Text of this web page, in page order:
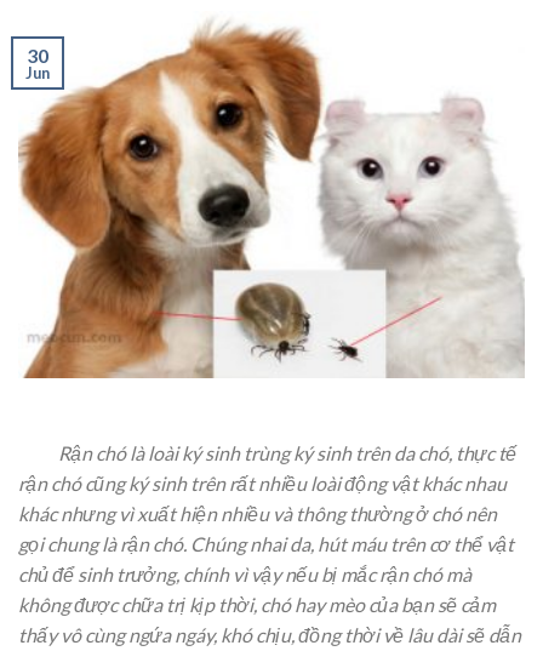
30
Jun
Rận chó là loài ký sinh trùng ký sinh trên da chó, thực tế
rận chó cũng ký sinh trên rất nhiều loài động vật khác nhau
khác nhưng vì xuất hiện nhiều và thông thường ở chó nên
gọi chung là rận chó. Chúng nhai da, hút máu trên cơ thể vật
chủ để sinh trưởng, chính vì vậy nếu bị mắc rận chó mà
không được chữa trị kịp thời, chó hay mèo của bạn sẽ cảm
thấy vô cùng ngứa ngáy, khó chịu, đồng thời về lâu dài sẽ dẫn